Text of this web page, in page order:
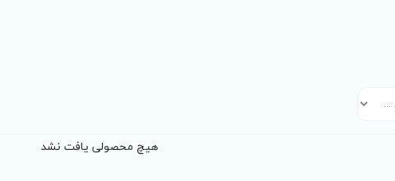
هیچ محصولی یافت نشد